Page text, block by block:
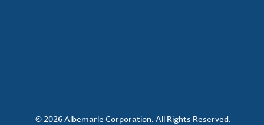
© 2026 Albemarle Corporation. All Rights Reserved.